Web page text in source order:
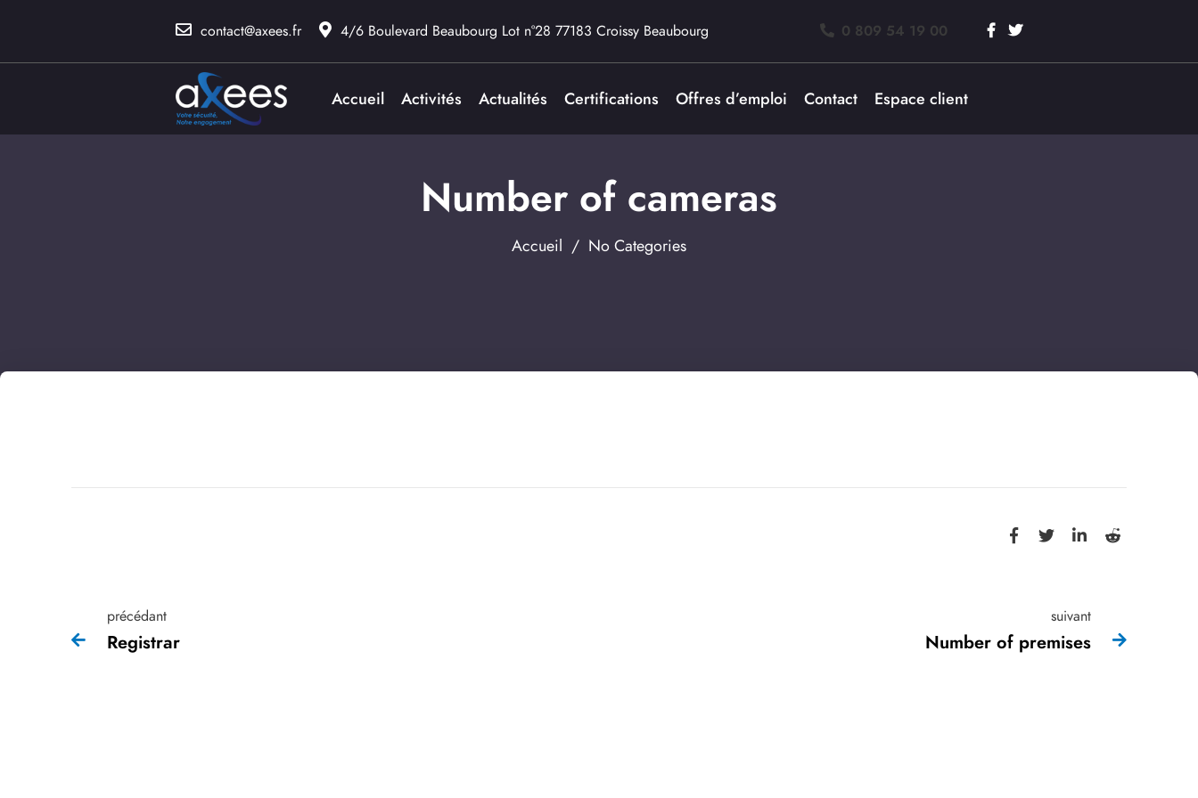
contact@axees.fr 4/6 Boulevard Beaubourg Lot n°28 77183 Croissy Beaubourg 0 809 54 19 00
Accueil Activités Actualités Certifications Offres d’emploi Contact Espace client
Number of cameras
Accueil / No Categories
précédant
Registrar
suivant
Number of premises